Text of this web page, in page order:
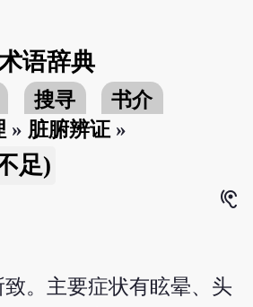
语辞典
搜寻
书介
» 脏腑辨证 »
足)
hearing
。主要症状有眩晕、头